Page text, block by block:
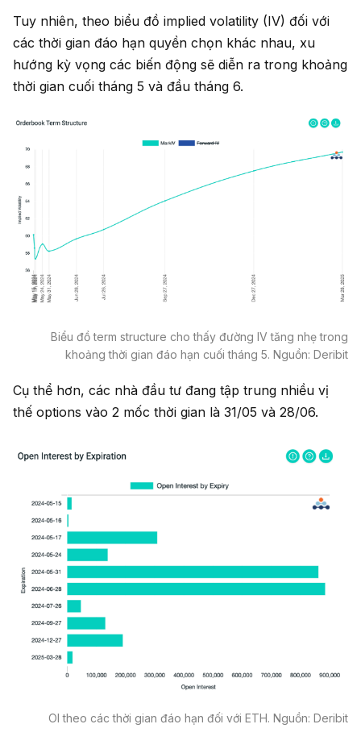
Tuy nhiên, theo biểu đồ implied volatility (IV) đối với
các thời gian đáo hạn quyền chọn khác nhau, xu
hướng kỳ vọng các biến động sẽ diễn ra trong khoảng
thời gian cuối tháng 5 và đầu tháng 6.
Biểu đồ term structure cho thấy đường IV tăng nhẹ trong
khoảng thời gian đáo hạn cuối tháng 5. Nguồn: Deribit
Cụ thể hơn, các nhà đầu tư đang tập trung nhiều vị
thế options vào 2 mốc thời gian là 31/05 và 28/06.
OI theo các thời gian đáo hạn đối với ETH. Nguồn: Deribit